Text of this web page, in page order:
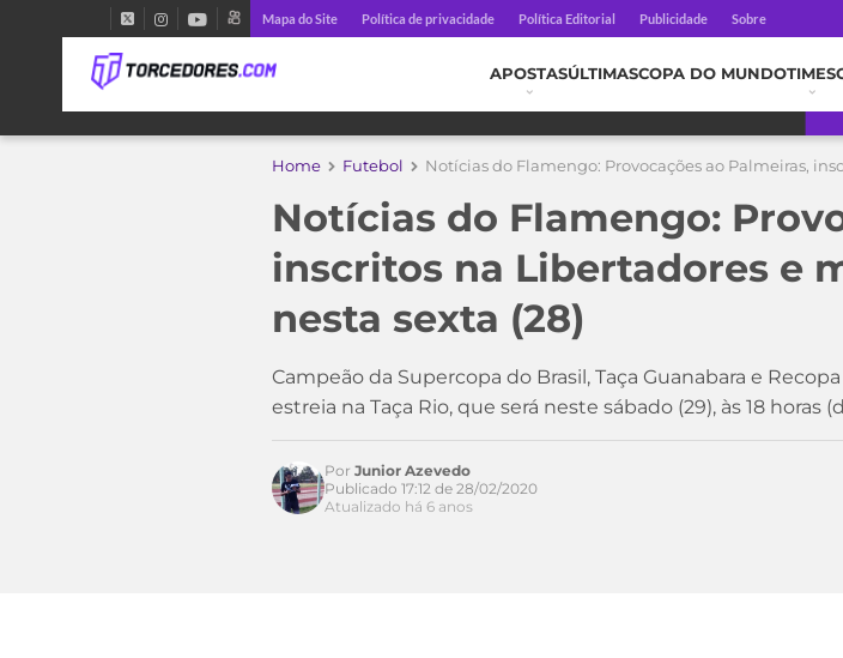
Mapa do Site Política de privacidade Política Editorial Publicidade Sobre
APOSTASÚLTIMASCOPA DO MUNDOTIMES
Home Futebol Notícias do Flamengo: Provocações ao Palmeiras,
Notícias do Flamengo:
inscritos na Libertadores e
nesta sexta (28)
Campeão da Supercopa do Brasil, Taça Guanabara e
estreia na Taça Rio, que será neste sábado (29), às 18 horas
Acesse o perfil do autor
Por Junior Azevedo
Publicado 17:12 de 28/02/2020
Atualizado há 6 anos